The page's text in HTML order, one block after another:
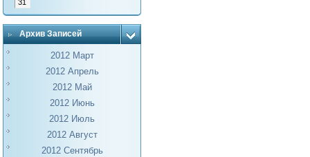
31
Архив Записей
2012 Март
2012 Апрель
2012 Май
2012 Июнь
2012 Июль
2012 Август
2012 Сентябрь